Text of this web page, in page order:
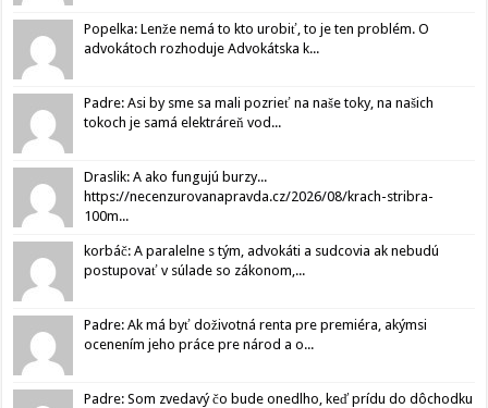
Popelka: Lenže nemá to kto urobiť, to je ten problém. O
advokátoch rozhoduje Advokátska k...
Padre: Asi by sme sa mali pozrieť na naše toky, na našich
tokoch je samá elektráreň vod...
Draslik: A ako fungujú burzy...
https://necenzurovanapravda.cz/2026/08/krach-stribra-
100m...
korbáč: A paralelne s tým, advokáti a sudcovia ak nebudú
postupovať v súlade so zákonom,...
Padre: Ak má byť doživotná renta pre premiéra, akýmsi
ocenením jeho práce pre národ a o...
Padre: Som zvedavý čo bude onedlho, keď prídu do dôchodku